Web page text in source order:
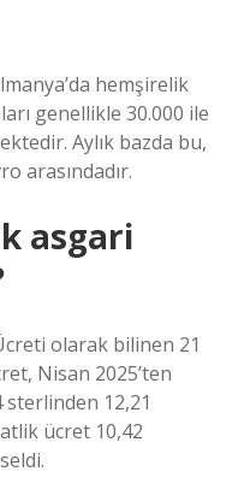
hemşirelik
genellikle 30.000 ile
Aylık bazda bu,
arasındadır.
asgari
olarak bilinen 21
Nisan 2025’ten
sterlinden 12,21
ücret 10,42